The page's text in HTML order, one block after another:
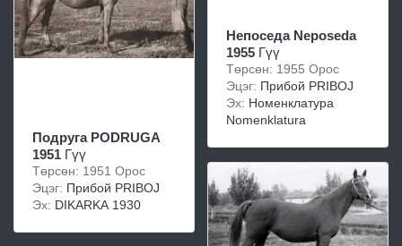
Подруга PODRUGA
1951 Гүү
Төрсөн: 1951 Орос
Эцэг: Прибой PRIBOJ
Эх: DIKARKA 1930
Непоседа Neposeda
1955 Гүү
Төрсөн: 1955 Орос
Эцэг: Прибой PRIBOJ
Эх: Номенклатура
Nomenklatura